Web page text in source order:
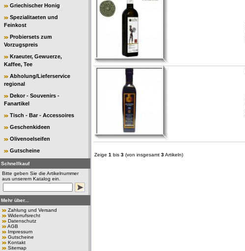
Griechischer Honig
Spezialitaeten und
Feinkost
Probiersets zum
Vorzugspreis
Kraeuter, Gewuerze,
Kaffee, Tee
Abholung/Lieferservice
regional
Dekor - Souvenirs -
Fanartikel
Tisch - Bar - Accessoires
Geschenkideen
Olivenoelseifen
Gutscheine
Schnellkauf
Bitte geben Sie die Artikelnummer
aus unserem Katalog ein.
Mehr über...
Zahlung und Versand
Widerrufsrecht
Datenschutz
AGB
Impressum
Gutscheine
Kontakt
Sitemap
Zeige 1 bis 3 (von insgesamt 3Artikeln)